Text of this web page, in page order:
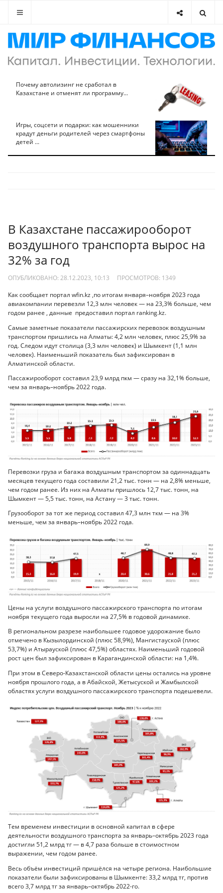
Почему автолизинг не сработал в
Казахстане и отменят ли программу...
Игры, соцсети и подарки: как мошенники
крадут деньги родителей через смартфоны
детей ...
В Казахстане пассажирооборот
воздушного транспорта вырос на
32% за год
ОПУБЛИКОВАНО: 28.12.2023, 10:13 ПРОСМОТРОВ: 1349
Как сообщает портал wfin.kz ,по итогам января–ноября 2023 года
авиакомпании перевезли 12,3 млн человек — на 23,3% больше, чем
годом ранее , данные предоставил портал ranking.kz.
Самые заметные показатели пассажирских перевозок воздушным
транспортом пришлись на Алматы: 4,2 млн человек, плюс 25,9% за
год. Следом идут столица (3,3 млн человек) и Шымкент (1,1 млн
человек). Наименьший показатель был зафиксирован в
Алматинской области.
Пассажирооборот составил 23,9 млрд пкм — сразу на 32,1% больше,
чем за январь–ноябрь 2022 года.
Перевозки груза и багажа воздушным транспортом за одиннадцать
месяцев текущего года составили 21,2 тыс. тонн — на 2,8% меньше,
чем годом ранее. Из них на Алматы пришлось 12,7 тыс. тонн, на
Шымкент — 5,5 тыс. тонн, на Астану — 3 тыс. тонн.
Грузооборот за тот же период составил 47,3 млн ткм — на 3%
меньше, чем за январь–ноябрь 2022 года.
Цены на услуги воздушного пассажирского транспорта по итогам
ноября текущего года выросли на 27,5% в годовой динамике.
В региональном разрезе наибольшее годовое удорожание было
отмечено в Кызылординской (плюс 58,9%), Мангистауской (плюс
53,7%) и Атырауской (плюс 47,5%) областях. Наименьший годовой
рост цен был зафиксирован в Карагандинской области: на 1,4%.
При этом в Северо-Казахстанской области цены остались на уровне
ноября прошлого года, а в Абайской, Жетысуской и Жамбылской
областях услуги воздушного пассажирского транспорта подешевели.
Тем временем инвестиции в основной капитал в сфере
деятельности воздушного транспорта за январь–октябрь 2023 года
достигли 51,2 млрд тг — в 4,7 раза больше в стоимостном
выражении, чем годом ранее.
Весь объём инвестиций пришёлся на четыре региона. Наибольшие
показатели были зафиксированы в Шымкенте: 33,2 млрд тг, против
всего 3,7 млрд тг за январь–октябрь 2022-го.